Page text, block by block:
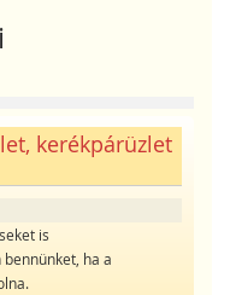
kerékpárüzlet
is
ha a